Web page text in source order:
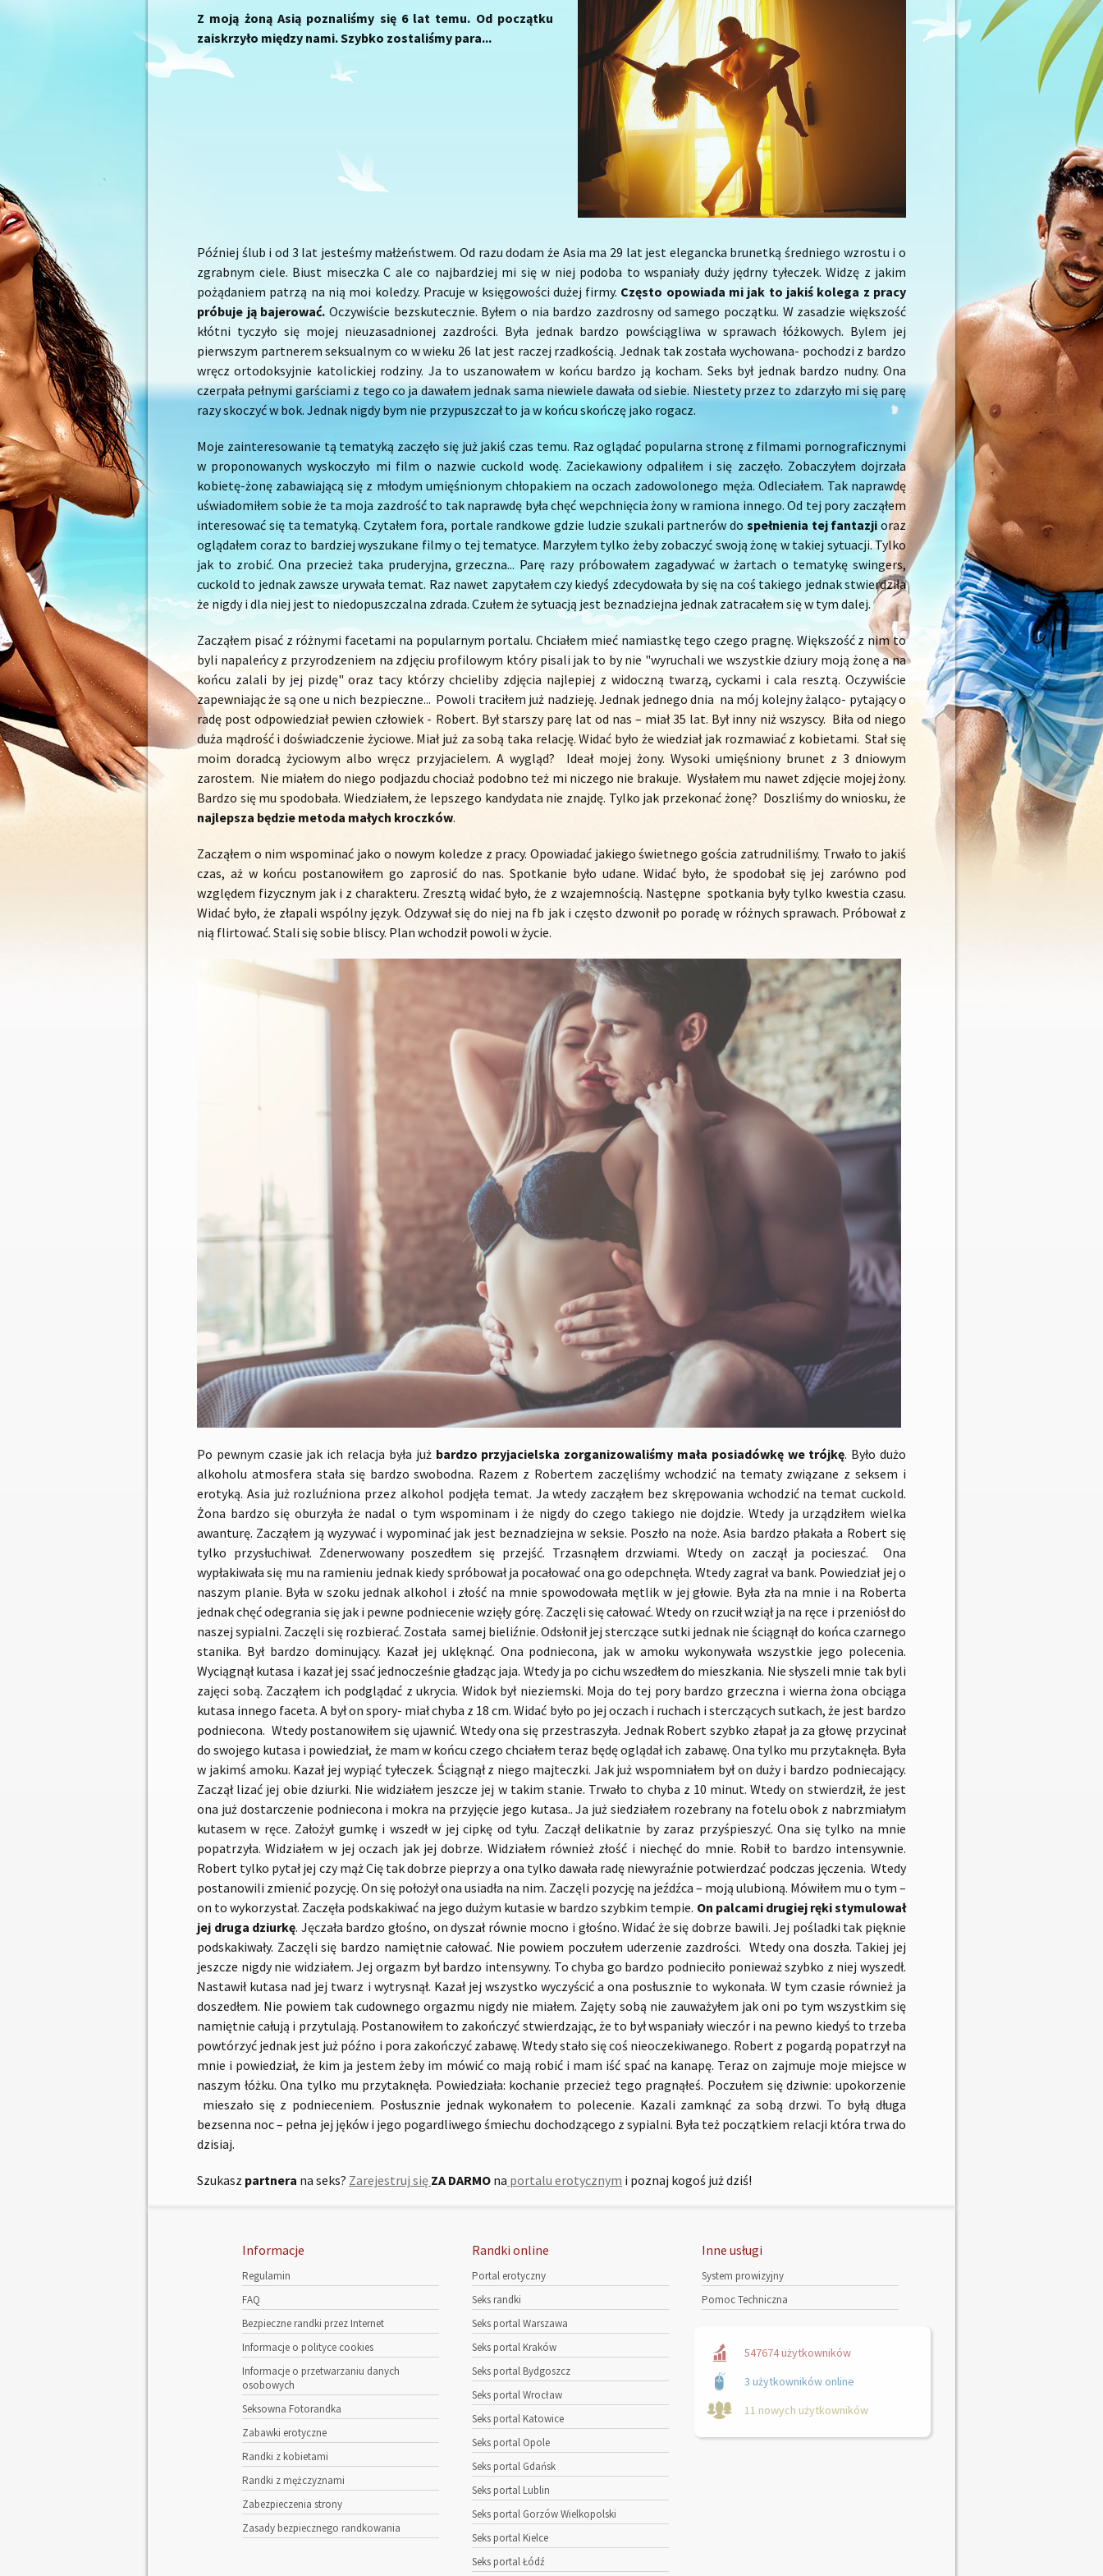
Z moją żoną Asią poznaliśmy się 6 lat temu. Od początku
zaiskrzyło między nami. Szybko zostaliśmy para...
Później ślub i od 3 lat jesteśmy małżeństwem. Od razu dodam że Asia ma 29 lat jest elegancka brunetką średniego wzrostu i o
zgrabnym ciele. Biust miseczka C ale co najbardziej mi się w niej podoba to wspaniały duży jędrny tyłeczek. Widzę z jakim
pożądaniem patrzą na nią moi koledzy. Pracuje w księgowości dużej firmy. Często opowiada mi jak to jakiś kolega z pracy
próbuje ją bajerować. Oczywiście bezskutecznie. Byłem o nia bardzo zazdrosny od samego początku. W zasadzie większość
kłótni tyczyło się mojej nieuzasadnionej zazdrości. Była jednak bardzo powściągliwa w sprawach łóżkowych. Bylem jej
pierwszym partnerem seksualnym co w wieku 26 lat jest raczej rzadkością. Jednak tak została wychowana- pochodzi z bardzo
wręcz ortodoksyjnie katolickiej rodziny. Ja to uszanowałem w końcu bardzo ją kocham. Seks był jednak bardzo nudny. Ona
czerpała pełnymi garściami z tego co ja dawałem jednak sama niewiele dawała od siebie. Niestety przez to zdarzyło mi się parę
razy skoczyć w bok. Jednak nigdy bym nie przypuszczał to ja w końcu skończę jako rogacz.
Moje zainteresowanie tą tematyką zaczęło się już jakiś czas temu. Raz oglądać popularna stronę z filmami pornograficznymi
w proponowanych wyskoczyło mi film o nazwie cuckold wodę. Zaciekawiony odpaliłem i się zaczęło. Zobaczyłem dojrzała
kobietę-żonę zabawiającą się z młodym umięśnionym chłopakiem na oczach zadowolonego męża. Odleciałem. Tak naprawdę
uświadomiłem sobie że ta moja zazdrość to tak naprawdę była chęć wepchnięcia żony w ramiona innego. Od tej pory zacząłem
interesować się ta tematyką. Czytałem fora, portale randkowe gdzie ludzie szukali partnerów do spełnienia tej fantazji oraz
oglądałem coraz to bardziej wyszukane filmy o tej tematyce. Marzyłem tylko żeby zobaczyć swoją żonę w takiej sytuacji. Tylko
jak to zrobić. Ona przecież taka pruderyjna, grzeczna... Parę razy próbowałem zagadywać w żartach o tematykę swingers,
cuckold to jednak zawsze urywała temat. Raz nawet zapytałem czy kiedyś zdecydowała by się na coś takiego jednak stwierdziła
że nigdy i dla niej jest to niedopuszczalna zdrada. Czułem że sytuacją jest beznadziejna jednak zatracałem się w tym dalej.
Zacząłem pisać z różnymi facetami na popularnym portalu. Chciałem mieć namiastkę tego czego pragnę. Większość z nim to
byli napaleńcy z przyrodzeniem na zdjęciu profilowym który pisali jak to by nie "wyruchali we wszystkie dziury moją żonę a na
końcu zalali by jej pizdę" oraz tacy którzy chcieliby zdjęcia najlepiej z widoczną twarzą, cyckami i cala resztą. Oczywiście
zapewniając że są one u nich bezpieczne... Powoli traciłem już nadzieję. Jednak jednego dnia na mój kolejny żaląco- pytający o
radę post odpowiedział pewien człowiek - Robert. Był starszy parę lat od nas – miał 35 lat. Był inny niż wszyscy. Biła od niego
duża mądrość i doświadczenie życiowe. Miał już za sobą taka relację. Widać było że wiedział jak rozmawiać z kobietami. Stał się
moim doradcą życiowym albo wręcz przyjacielem. A wygląd? Ideał mojej żony. Wysoki umięśniony brunet z 3 dniowym
zarostem. Nie miałem do niego podjazdu chociaż podobno też mi niczego nie brakuje. Wysłałem mu nawet zdjęcie mojej żony.
Bardzo się mu spodobała. Wiedziałem, że lepszego kandydata nie znajdę. Tylko jak przekonać żonę? Doszliśmy do wniosku, że
najlepsza będzie metoda małych kroczków.
Zacząłem o nim wspominać jako o nowym koledze z pracy. Opowiadać jakiego świetnego gościa zatrudniliśmy. Trwało to jakiś
czas, aż w końcu postanowiłem go zaprosić do nas. Spotkanie było udane. Widać było, że spodobał się jej zarówno pod
względem fizycznym jak i z charakteru. Zresztą widać było, że z wzajemnością. Następne spotkania były tylko kwestia czasu.
Widać było, że złapali wspólny język. Odzywał się do niej na fb jak i często dzwonił po poradę w różnych sprawach. Próbował z
nią flirtować. Stali się sobie bliscy. Plan wchodził powoli w życie.
Po pewnym czasie jak ich relacja była już bardzo przyjacielska zorganizowaliśmy mała posiadówkę we trójkę. Było dużo
alkoholu atmosfera stała się bardzo swobodna. Razem z Robertem zaczęliśmy wchodzić na tematy związane z seksem i
erotyką. Asia już rozluźniona przez alkohol podjęła temat. Ja wtedy zacząłem bez skrępowania wchodzić na temat cuckold.
Żona bardzo się oburzyła że nadal o tym wspominam i że nigdy do czego takiego nie dojdzie. Wtedy ja urządziłem wielka
awanturę. Zacząłem ją wyzywać i wypominać jak jest beznadziejna w seksie. Poszło na noże. Asia bardzo płakała a Robert się
tylko przysłuchiwał. Zdenerwowany poszedłem się przejść. Trzasnąłem drzwiami. Wtedy on zaczął ja pocieszać. Ona
wypłakiwała się mu na ramieniu jednak kiedy spróbował ja pocałować ona go odepchnęła. Wtedy zagrał va bank. Powiedział jej o
naszym planie. Była w szoku jednak alkohol i złość na mnie spowodowała mętlik w jej głowie. Była zła na mnie i na Roberta
jednak chęć odegrania się jak i pewne podniecenie wzięły górę. Zaczęli się całować. Wtedy on rzucił wziął ja na ręce i przeniósł do
naszej sypialni. Zaczęli się rozbierać. Została samej bieliźnie. Odsłonił jej sterczące sutki jednak nie ściągnął do końca czarnego
stanika. Był bardzo dominujący. Kazał jej uklęknąć. Ona podniecona, jak w amoku wykonywała wszystkie jego polecenia.
Wyciągnął kutasa i kazał jej ssać jednocześnie gładząc jaja. Wtedy ja po cichu wszedłem do mieszkania. Nie słyszeli mnie tak byli
zajęci sobą. Zacząłem ich podglądać z ukrycia. Widok był nieziemski. Moja do tej pory bardzo grzeczna i wierna żona obciąga
kutasa innego faceta. A był on spory- miał chyba z 18 cm. Widać było po jej oczach i ruchach i sterczących sutkach, że jest bardzo
podniecona. Wtedy postanowiłem się ujawnić. Wtedy ona się przestraszyła. Jednak Robert szybko złapał ja za głowę przycinał
do swojego kutasa i powiedział, że mam w końcu czego chciałem teraz będę oglądał ich zabawę. Ona tylko mu przytaknęła. Była
w jakimś amoku. Kazał jej wypiąć tyłeczek. Ściągnął z niego majteczki. Jak już wspomniałem był on duży i bardzo podniecający.
Zaczął lizać jej obie dziurki. Nie widziałem jeszcze jej w takim stanie. Trwało to chyba z 10 minut. Wtedy on stwierdził, że jest
ona już dostarczenie podniecona i mokra na przyjęcie jego kutasa.. Ja już siedziałem rozebrany na fotelu obok z nabrzmiałym
kutasem w ręce. Założył gumkę i wszedł w jej cipkę od tyłu. Zaczął delikatnie by zaraz przyśpieszyć. Ona się tylko na mnie
popatrzyła. Widziałem w jej oczach jak jej dobrze. Widziałem również złość i niechęć do mnie. Robił to bardzo intensywnie.
Robert tylko pytał jej czy mąż Cię tak dobrze pieprzy a ona tylko dawała radę niewyraźnie potwierdzać podczas jęczenia. Wtedy
postanowili zmienić pozycję. On się położył ona usiadła na nim. Zaczęli pozycję na jeźdźca – moją ulubioną. Mówiłem mu o tym –
on to wykorzystał. Zaczęła podskakiwać na jego dużym kutasie w bardzo szybkim tempie. On palcami drugiej ręki stymulował
jej druga dziurkę. Jęczała bardzo głośno, on dyszał równie mocno i głośno. Widać że się dobrze bawili. Jej pośladki tak pięknie
podskakiwały. Zaczęli się bardzo namiętnie całować. Nie powiem poczułem uderzenie zazdrości. Wtedy ona doszła. Takiej jej
jeszcze nigdy nie widziałem. Jej orgazm był bardzo intensywny. To chyba go bardzo podnieciło ponieważ szybko z niej wyszedł.
Nastawił kutasa nad jej twarz i wytrysnął. Kazał jej wszystko wyczyścić a ona posłusznie to wykonała. W tym czasie również ja
doszedłem. Nie powiem tak cudownego orgazmu nigdy nie miałem. Zajęty sobą nie zauważyłem jak oni po tym wszystkim się
namiętnie całują i przytulają. Postanowiłem to zakończyć stwierdzając, że to był wspaniały wieczór i na pewno kiedyś to trzeba
powtórzyć jednak jest już późno i pora zakończyć zabawę. Wtedy stało się coś nieoczekiwanego. Robert z pogardą popatrzył na
mnie i powiedział, że kim ja jestem żeby im mówić co mają robić i mam iść spać na kanapę. Teraz on zajmuje moje miejsce w
naszym łóżku. Ona tylko mu przytaknęła. Powiedziała: kochanie przecież tego pragnąłeś. Poczułem się dziwnie: upokorzenie
mieszało się z podnieceniem. Posłusznie jednak wykonałem to polecenie. Kazali zamknąć za sobą drzwi. To byłą długa
bezsenna noc – pełna jej jęków i jego pogardliwego śmiechu dochodzącego z sypialni. Była też początkiem relacji która trwa do
dzisiaj.
Szukasz partnera na seks? Zarejestruj się ZA DARMO na portalu erotycznym i poznaj kogoś już dziś!
Informacje
Regulamin
FAQ
Bezpieczne randki przez Internet
Informacje o polityce cookies
Informacje o przetwarzaniu danych
osobowych
Seksowna Fotorandka
Zabawki erotyczne
Randki z kobietami
Randki z mężczyznami
Zabezpieczenia strony
Zasady bezpiecznego randkowania
Randki online
Portal erotyczny
Seks randki
Seks portal Warszawa
Seks portal Kraków
Seks portal Bydgoszcz
Seks portal Wrocław
Seks portal Katowice
Seks portal Opole
Seks portal Gdańsk
Seks portal Lublin
Seks portal Gorzów Wielkopolski
Seks portal Kielce
Seks portal Łódź
Inne usługi
System prowizyjny
Pomoc Techniczna
547674 użytkowników
3 użytkowników online
11 nowych użytkowników